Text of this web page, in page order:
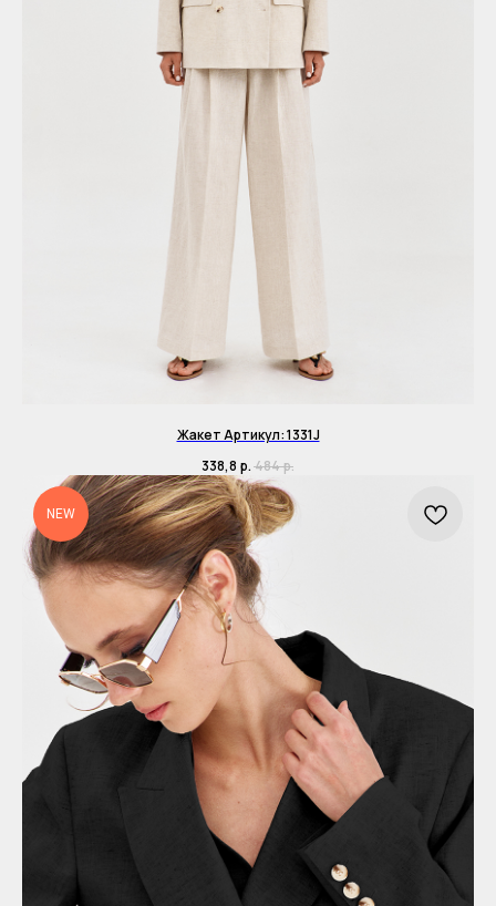
Жакет Артикул: 1331J
338,8 р. 484р.
NEW